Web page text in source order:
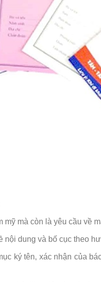
mỹ mà còn là yêu cầu về
nội dung và bố cục theo
ký tên, xác nhận của